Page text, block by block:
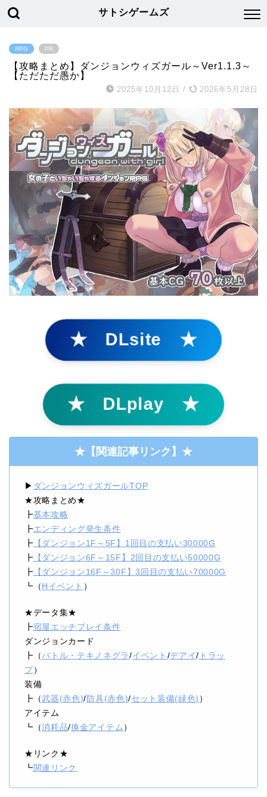
サトシゲームズ
RPG PR
【攻略まとめ】ダンジョンウィズガール～Ver1.1.3～
【ただただ愚か】
2025年10月12日 / 2026年5月28日
★ DLsite ★
★ DLplay ★
★ 【関連記事リンク】 ★
▶ ダンジョンウィズガールTOP
★攻略まとめ★
┣基本攻略
┣エンディング発生条件
┣ 【ダンジョン1F～5F】1回目の支払い30000G
┣ 【ダンジョン6F～15F】2回目の支払い50000G
┣ 【ダンジョン16F～30F】3回目の支払い70000G
┗（ Hイベント ）
★データ集★
┣宿屋エッチプレイ条件
ダンジョンカード
┣（バトル・テキノネグラ/イベント /デアイ/ トラッ
プ）
装備
┣（武器(赤色)/ 防具(赤色)/セット装備(緑色) ）
アイテム
┗（消耗品/換金アイテム ）
★リンク★
┗関連リンク